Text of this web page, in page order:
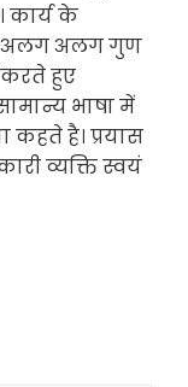
के
अलग अलग गुण
करते हुए
भाषा में
कहते है। प्रयास
व्यक्ति स्वयं